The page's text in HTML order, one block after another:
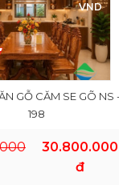
VND
GỖ CĂM SE GÕ NS
198
30.800.000
đ